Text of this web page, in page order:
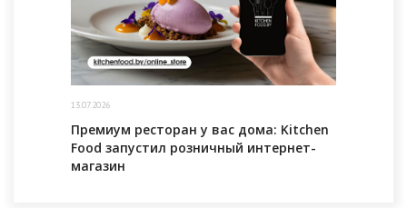
13.07.2026
Премиум ресторан у вас дома: Kitchen
Food запустил розничный интернет-
магазин